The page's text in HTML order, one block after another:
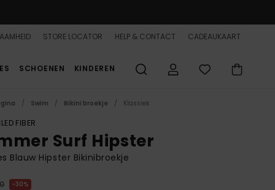
STORE LOCATOR HELP & CONTACT CADEAUKAART
SCHOENEN KINDEREN
Swim Bikini broekje Klassiek
FIBER
Surf Hipster
Blauw Hipster Bikinibroekje
30%